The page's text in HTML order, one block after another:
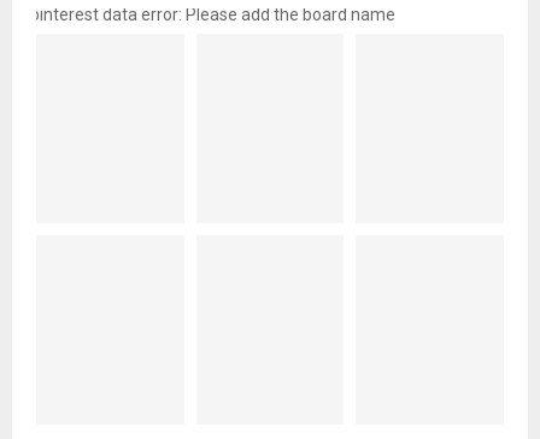
pinterest data error: Please add the board name